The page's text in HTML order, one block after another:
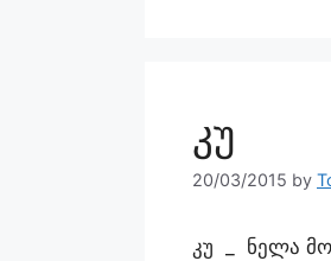
კუ
20/03/2015 by
კუ _ ნელა